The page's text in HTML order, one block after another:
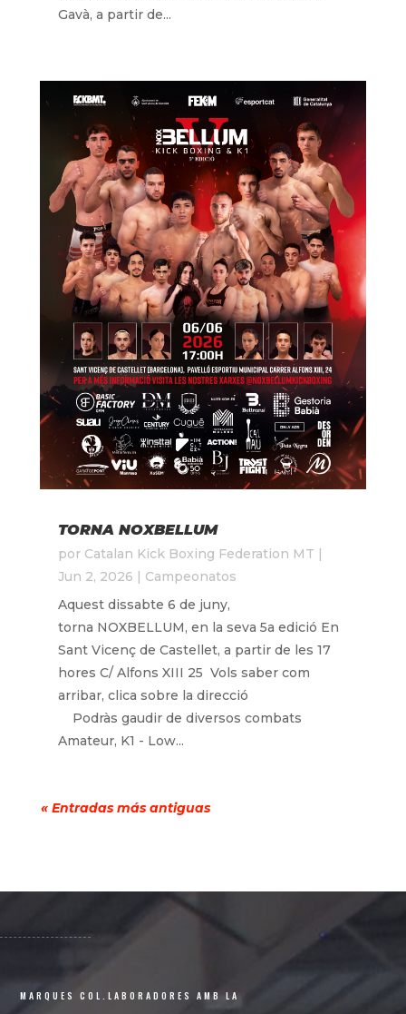
Gavà, a partir de...
TORNA NOXBELLUM
por Catalan Kick Boxing Federation MT |
Jun 2, 2026 | Campeonatos
Aquest dissabte 6 de juny,
torna NOXBELLUM, en la seva 5a edició En
Sant Vicenç de Castellet, a partir de les 17
hores C/ Alfons XIII 25 Vols saber com
arribar, clica sobre la direcció
Podràs gaudir de diversos combats
Amateur, K1 - Low...
« Entradas más antiguas
MARQUES COL.LABORADORES AMB LA